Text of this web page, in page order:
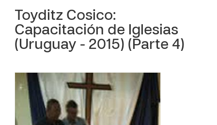
Toyditz Cosico:
Capacitación de Iglesias
(Uruguay - 2015) (Parte 4)